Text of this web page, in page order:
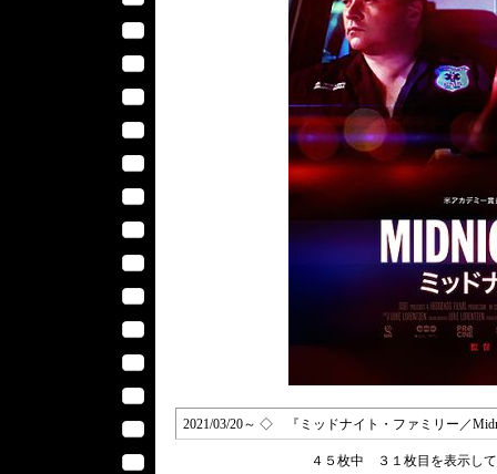
2021/03/20～ ◇ 『ミッドナイト・ファミリー／
４５枚中 ３１枚目を表示し